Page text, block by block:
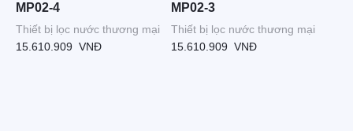
MP02-4
Thiết bị lọc nước thương mại
15.610.909 VNĐ
MP02-3
Thiết bị lọc nước thương mại
15.610.909 VNĐ